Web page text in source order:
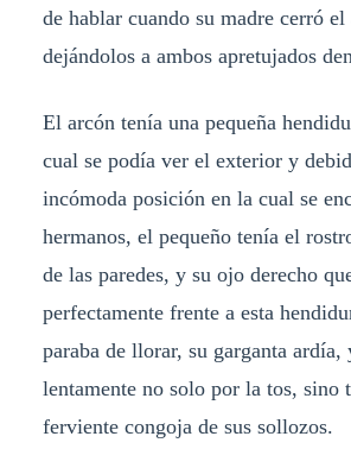
de hablar cuando su madre cerró el
dejándolos a ambos apretujados
El arcón tenía una pequeña
cual se podía ver el exterior y
incómoda posición en la cual se
hermanos, el pequeño tenía el
de las paredes, y su ojo derecho
perfectamente frente a esta
paraba de llorar, su garganta ardía,
lentamente no solo por la tos, sino
ferviente congoja de sus sollozos.